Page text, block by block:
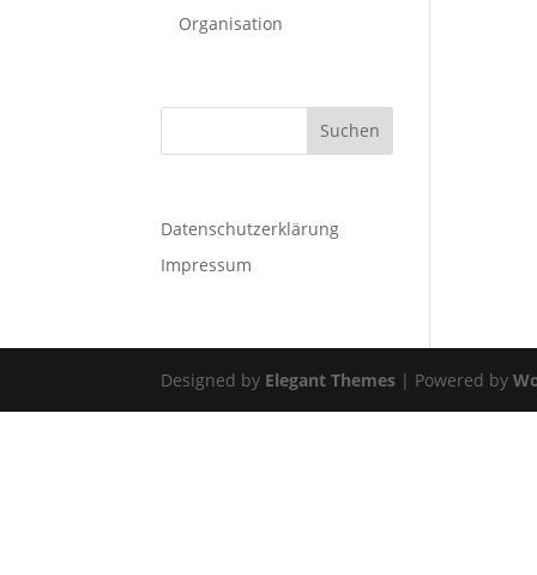
Organisation
Datenschutzerklärung
Impressum
Designed by Elegant Themes | Powered by